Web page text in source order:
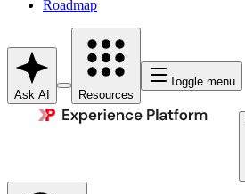
Roadmap
Ask AI Resources
Toggle menu